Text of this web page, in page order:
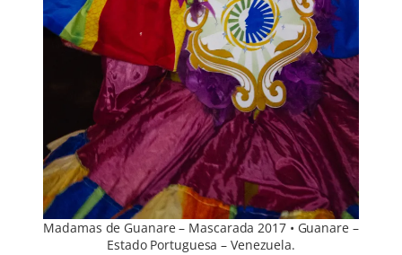
Madamas de Guanare – Mascarada 2017 • Guanare –
Estado Portuguesa – Venezuela.